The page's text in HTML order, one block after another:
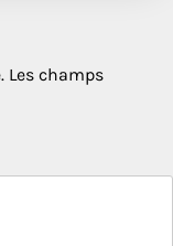
Les champs